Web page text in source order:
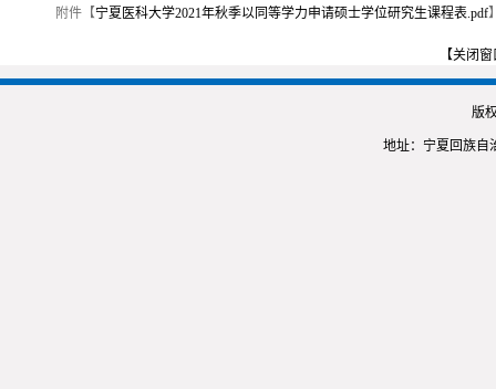
附件【宁夏医科大学2021年秋季以同等学力申请硕士学位研究生课程表.pdf
【关闭
版
地址：宁夏回族自